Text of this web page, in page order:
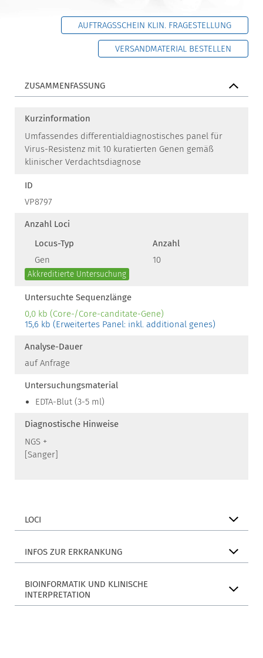
AUFTRAGSSCHEIN KLIN. FRAGESTELLUNG
VERSANDMATERIAL BESTELLEN
ZUSAMMENFASSUNG
Kurzinformation
Umfassendes differentialdiagnostisches panel für
Virus-Resistenz mit 10 kuratierten Genen gemäß
klinischer Verdachtsdiagnose
ID
VP8797
Anzahl Loci
Locus-Typ
Anzahl
Gen
10
Akkreditierte Untersuchung
Untersuchte Sequenzlänge
0,0 kb (Core-/Core-canditate-Gene)
15,6 kb (Erweitertes Panel: inkl. additional genes)
Analyse-Dauer
auf Anfrage
Untersuchungsmaterial
EDTA-Blut (3-5 ml)
Diagnostische Hinweise
NGS +
[Sanger]
LOCI
INFOS ZUR ERKRANKUNG
BIOINFORMATIK UND KLINISCHE
INTERPRETATION